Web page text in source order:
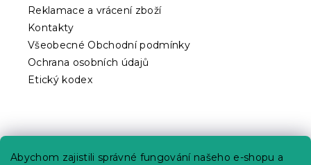
Abychom zajistili správné fungování našeho e-shopu a
Reklamace a vrácení zboží
Kontakty
Všeobecné Obchodní podmínky
Ochrana osobních údajů
Etický kodex